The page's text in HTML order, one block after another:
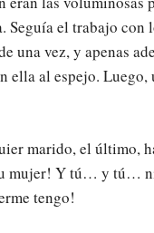
Seguía el trabajo con
una vez, y apenas
ella al espejo. Luego,
marido, el último,
mujer! Y tú… y tú…
tengo!